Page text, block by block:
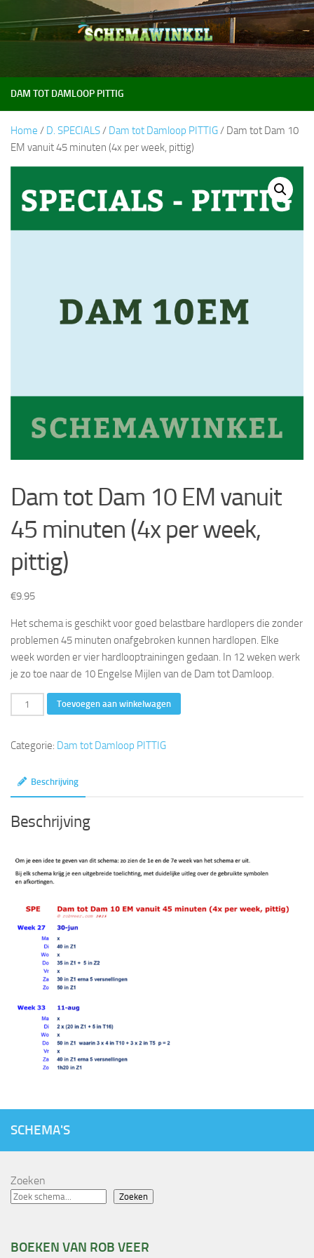
Doorgaan naar inhoud
DAM TOT DAMLOOP PITTIG
Home / D. SPECIALS/ Dam tot Damloop PITTIG/ Dam tot Dam 10
EM vanuit 45 minuten (4x per week, pittig)
Dam tot Dam 10 EM vanuit
45 minuten (4x per week,
pittig)
€9.95
Het schema is geschikt voor goed belastbare hardlopers die zonder
problemen 45 minuten onafgebroken kunnen hardlopen. Elke
week worden er vier hardlooptrainingen gedaan. In 12 weken werk
je zo toe naar de 10 Engelse Mijlen van de Dam tot Damloop.
Dam
tot
10
vanuit
minuten
week,
pittig)
Toevoegen aan winkelwagen
Categorie: Dam tot Damloop PITTIG
Beschrijving
Beschrijving
SCHEMA'S
Zoeken
Zoeken
BOEKEN VAN ROB VEER